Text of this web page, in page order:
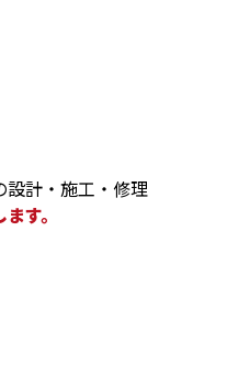
設計・施工・修理
す。